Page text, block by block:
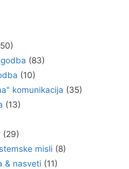
(83)
(10)
komunikacija (35)
(13)
(29)
misli (8)
& nasveti (11)